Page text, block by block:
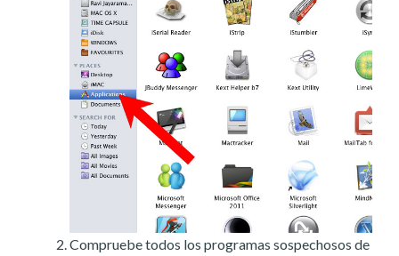
Compruebe todos los programas sospechosos de